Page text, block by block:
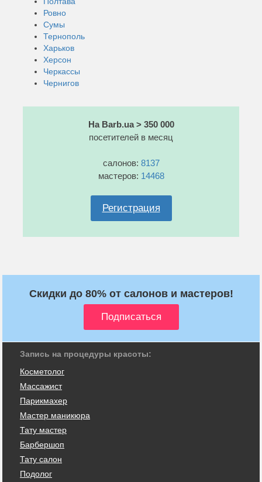
Ровно
Сумы
Тернополь
Харьков
Херсон
Черкассы
Чернигов
На Barb.ua > 350 000
посетителей в месяц
салонов: 8137
мастеров: 14468
Регистрация
Скидки до 80% от салонов и мастеров!
Запись на процедуры красоты:
Косметолог
Массажист
Парикмахер
Мастер маникюра
Тату мастер
Барбершоп
Тату салон
Подолог